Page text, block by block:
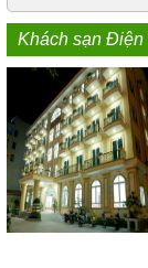
Khách sạn Điện